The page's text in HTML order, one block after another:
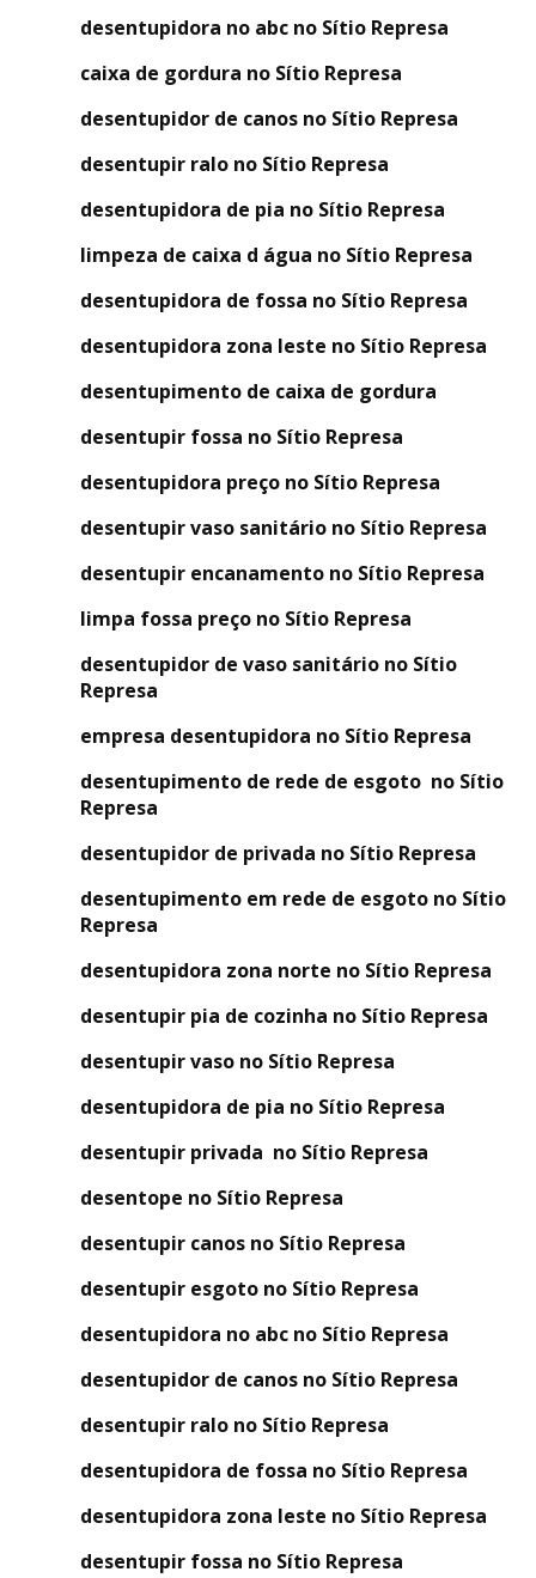
desentupidora no abc no Sítio Represa
caixa de gordura no Sítio Represa
desentupidor de canos no Sítio Represa
desentupir ralo no Sítio Represa
desentupidora de pia no Sítio Represa
limpeza de caixa d água no Sítio Represa
desentupidora de fossa no Sítio Represa
desentupidora zona leste no Sítio Represa
desentupimento de caixa de gordura
desentupir fossa no Sítio Represa
desentupidora preço no Sítio Represa
desentupir vaso sanitário no Sítio Represa
desentupir encanamento no Sítio Represa
limpa fossa preço no Sítio Represa
desentupidor de vaso sanitário no Sítio
Represa
empresa desentupidora no Sítio Represa
desentupimento de rede de esgoto no Sítio
Represa
desentupidor de privada no Sítio Represa
desentupimento em rede de esgoto no Sítio
Represa
desentupidora zona norte no Sítio Represa
desentupir pia de cozinha no Sítio Represa
desentupir vaso no Sítio Represa
desentupidora de pia no Sítio Represa
desentupir privada no Sítio Represa
desentope no Sítio Represa
desentupir canos no Sítio Represa
desentupir esgoto no Sítio Represa
desentupidora no abc no Sítio Represa
desentupidor de canos no Sítio Represa
desentupir ralo no Sítio Represa
desentupidora de fossa no Sítio Represa
desentupidora zona leste no Sítio Represa
desentupir fossa no Sítio Represa